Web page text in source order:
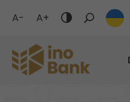
A- A+
Tryb
/
Wyświetlaj